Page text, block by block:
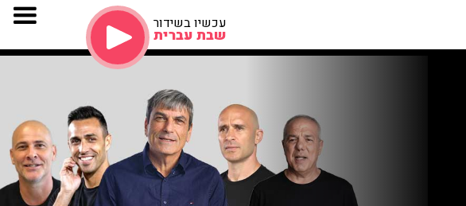
עכשיו בשידור
שבת עברית